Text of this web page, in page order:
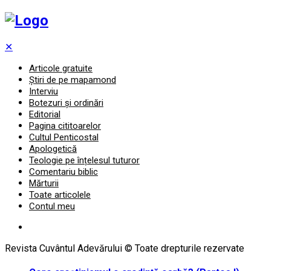
✕
Articole gratuite
Știri de pe mapamond
Interviu
Botezuri și ordinări
Editorial
Pagina cititoarelor
Cultul Penticostal
Apologetică
Teologie pe înțelesul tuturor
Comentariu biblic
Mărturii
Toate articolele
Contul meu
Revista Cuvântul Adevărului © Toate drepturile rezervate